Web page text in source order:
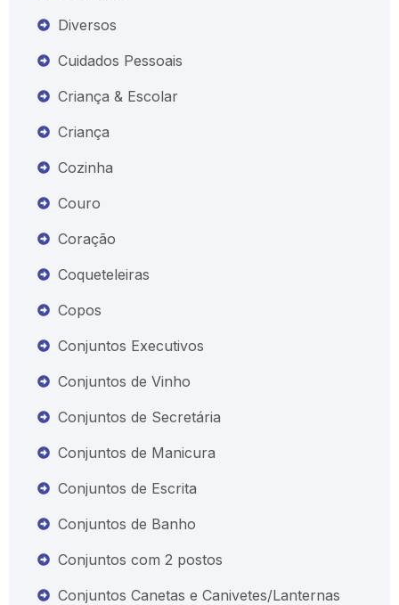
Diversos
Cuidados Pessoais
Criança & Escolar
Criança
Cozinha
Couro
Coração
Coqueteleiras
Copos
Conjuntos Executivos
Conjuntos de Vinho
Conjuntos de Secretária
Conjuntos de Manicura
Conjuntos de Escrita
Conjuntos de Banho
Conjuntos com 2 postos
Conjuntos Canetas e Canivetes/Lanternas